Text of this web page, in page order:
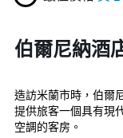
伯爾尼納酒
造訪米蘭市時，伯爾
提供旅客一個具有現
空調的客房。